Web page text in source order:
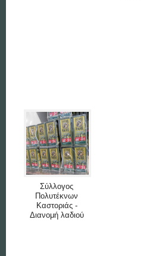
Σύλλογος
Πολυτέκνων
Καστοριάς -
Διανομή λαδιού